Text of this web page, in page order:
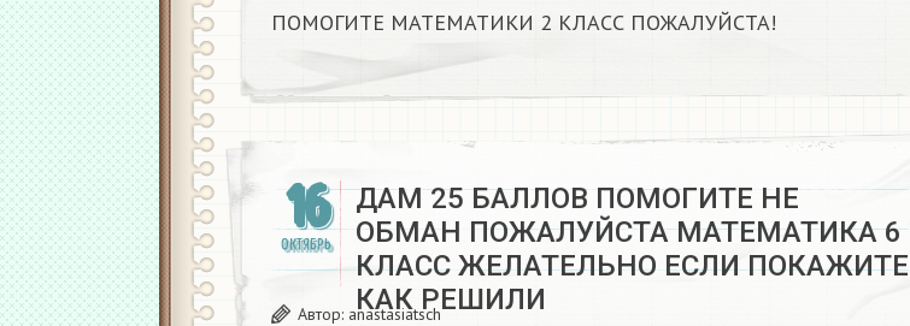
ПОМОГИТЕ МАТЕМАТИКИ 2 КЛАСС ПОЖАЛУЙСТА!​
16
ОКТЯБРЬ
ДАМ 25 БАЛЛОВ ПОМОГИТЕ НЕ
ОБМАН ПОЖАЛУЙСТА МАТЕМАТИКА 6
КЛАСС ЖЕЛАТЕЛЬНО ЕСЛИ ПОКАЖИТЕ
КАК РЕШИЛИ ​
Автор: anastasiatsch